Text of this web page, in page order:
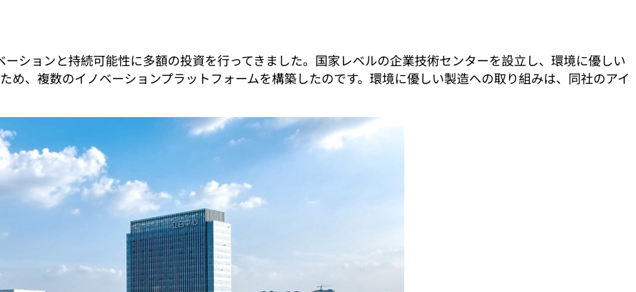
ーションと持続可能性に多額の投資を行ってきました。国家レベルの企業技術センターを設立し、環境に優しい
め、複数のイノベーションプラットフォームを構築したのです。環境に優しい製造への取り組みは、同社のアイ